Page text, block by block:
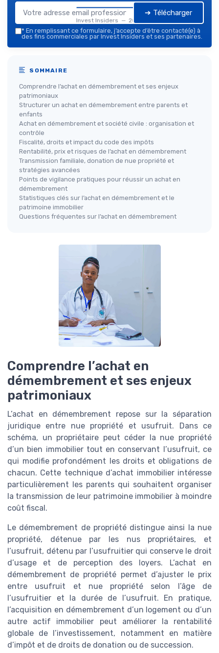
Invest Insiders — 2026
➔ Télécharger
* En remplissant ce formulaire, j’accepte d’être contacté(e) à
des fins commerciales par Invest Insiders et ses partenaires.
SOMMAIRE
Comprendre l’achat en démembrement et ses enjeux
patrimoniaux
Structurer un achat en démembrement entre parents et
enfants
Achat en démembrement et société civile : organisation et
contrôle
Fiscalité, droits et impact du code des impôts
Rentabilité, prix et risques de l’achat en démembrement
Transmission familiale, donation de nue propriété et
stratégies avancées
Points de vigilance pratiques pour réussir un achat en
démembrement
Statistiques clés sur l’achat en démembrement et le
patrimoine immobilier
Questions fréquentes sur l’achat en démembrement
Comprendre l’achat en
démembrement et ses enjeux
patrimoniaux
L’achat en démembrement repose sur la séparation
juridique entre nue propriété et usufruit. Dans ce
schéma, un propriétaire peut céder la nue propriété
d’un bien immobilier tout en conservant l’usufruit, ce
qui modifie profondément les droits et obligations de
chacun. Cette technique d’achat immobilier intéresse
particulièrement les parents qui souhaitent organiser
la transmission de leur patrimoine immobilier à moindre
coût fiscal.
Le démembrement de propriété distingue ainsi la nue
propriété, détenue par les nus propriétaires, et
l’usufruit, détenu par l’usufruitier qui conserve le droit
d’usage et de perception des loyers. L’achat en
démembrement de propriété permet d’ajuster le prix
entre usufruit et nue propriété selon l’âge de
l’usufruitier et la durée de l’usufruit. En pratique,
l’acquisition en démembrement d’un logement ou d’un
autre actif immobilier peut améliorer la rentabilité
globale de l’investissement, notamment en matière
d’impôt et de droits de donation ou de succession.